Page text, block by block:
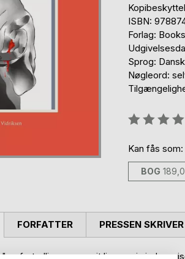
ISBN:
Forlag:
Sprog: Dansk
Nøgleord:
Anmeldelse::
Kan fås som:
BOG
er fortællingen om mit liv og min indre
FORFATTER PRESSEN SKRIVER